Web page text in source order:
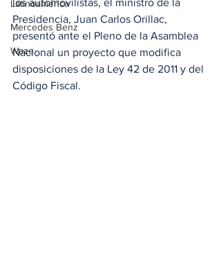
Latinoamérica
Mercedes Benz
Waze
los automovilistas, el ministro de la
Presidencia, Juan Carlos Orillac,
presentó ante el Pleno de la Asamblea
Nacional un proyecto que modifica
disposiciones de la Ley 42 de 2011 y del
Código Fiscal.